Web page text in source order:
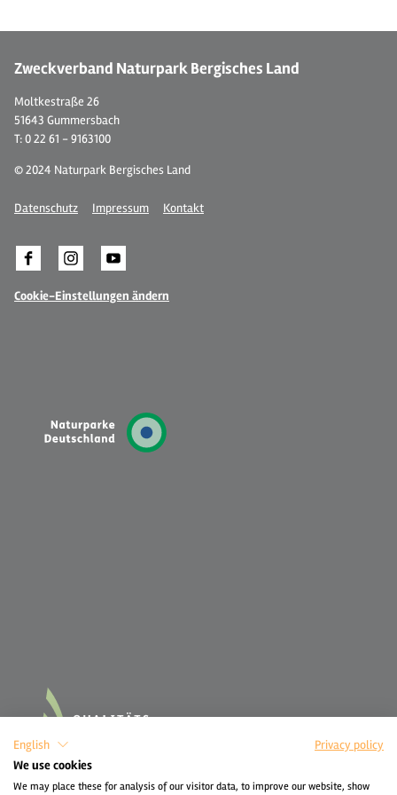
Zweckverband Naturpark Bergisches Land
Moltkestraße 26
51643 Gummersbach
T: 0 22 61 - 9163100
© 2024 Naturpark Bergisches Land
Datenschutz Impressum Kontakt
Cookie-Einstellungen ändern
English
Privacy policy
We use cookies
We may place these for analysis of our visitor data, to improve our website, show